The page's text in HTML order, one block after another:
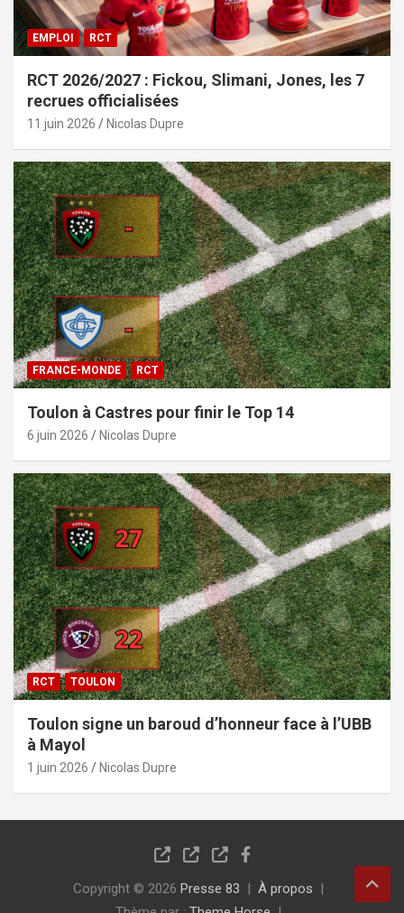
EMPLOI RCT
RCT 2026/2027 : Fickou, Slimani, Jones, les 7
recrues officialisées
11 juin 2026 Nicolas Dupre
FRANCE-MONDE RCT
Toulon à Castres pour finir le Top 14
6 juin 2026 Nicolas Dupre
RCT TOULON
Toulon signe un baroud d’honneur face à l’UBB
à Mayol
1 juin 2026 Nicolas Dupre
Copyright © 2026 Presse 83
À propos